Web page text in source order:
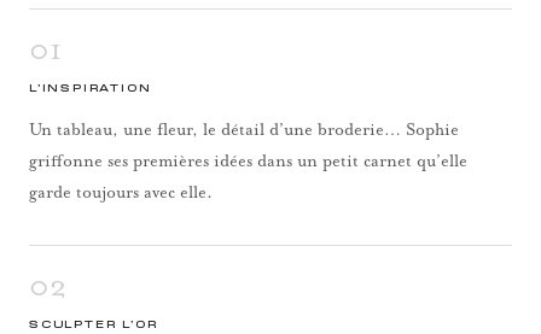
01
L’INSPIRATION
Un tableau, une fleur, le détail d’une broderie… Sophie
griffonne ses premières idées dans un petit carnet qu’elle
garde toujours avec elle.
02
SCULPTER L’OR